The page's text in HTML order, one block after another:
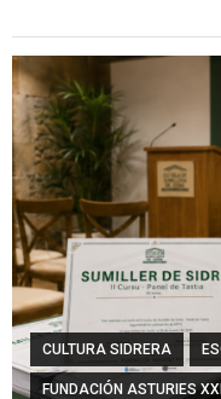
CULTURA SIDRERA
FUNDACIÓN ASTURIES XXI